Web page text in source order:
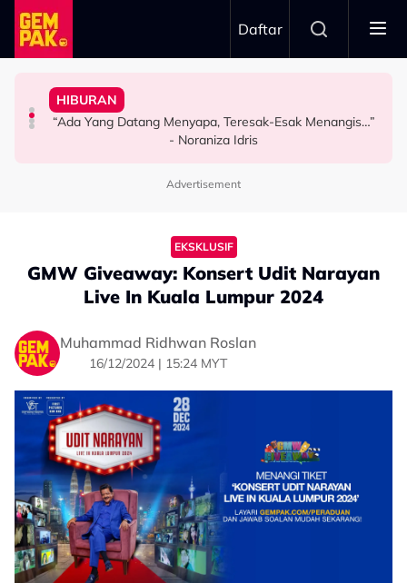
Skip to main content
Daftar
Khairul Aming Raih Jualan Lebih RM2 Juta Dalam
HIBURAN
“Ada Yang Datang Menyapa, Teresak-Esak Menangis…”
- Noraniza Idris
“Biarlah Mereka Yang Pilih” - Jinggo Nasihat Ibu Bapa
Jangan Terlalu Campuri Urusan Rumah Tangga Anak
Atta Halilintar Tegur Individu Perlekeh Orang Rakam
Pesawat Mendarat - “Boleh Jadi Itu Pengalaman
Advertisement
EKSKLUSIF
GMW Giveaway: Konsert Udit Narayan
Live In Kuala Lumpur 2024
Muhammad Ridhwan Roslan
16/12/2024 | 15:24 MYT